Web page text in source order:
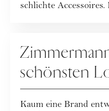
schlichte Accessoires.
schönsten
Sie sie
Kaum eine Brand